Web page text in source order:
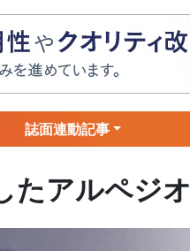
誌面連動記事
たアルペジオ